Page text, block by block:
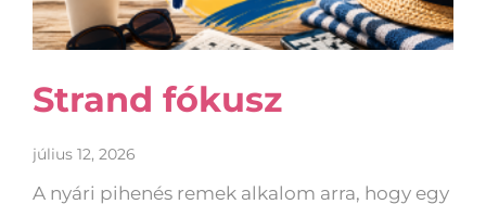
Strand fókusz
július 12, 2026
A nyári pihenés remek alkalom arra, hogy egy